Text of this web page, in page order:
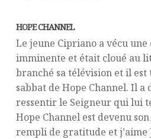
HOPE CHANNEL
Le jeune Cipriano a vécu
imminente et était cloué au
branché sa télévision et il est
sabbat de Hope Channel. Il a
ressentir le Seigneur qui lui
Hope Channel est devenu son
rempli de gratitude et j’aime